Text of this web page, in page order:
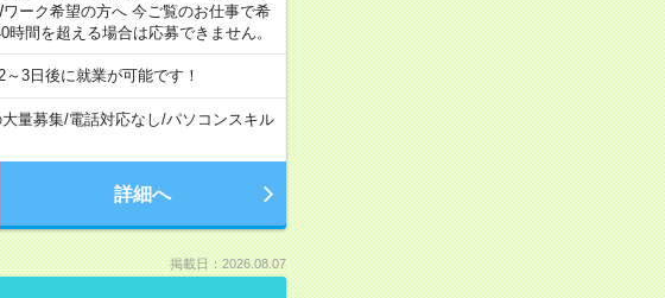
ーク希望の方へ 今ご覧のお仕事で希
間を超える場合は応募できません。
3日後に就業が可能です！
量募集/電話対応なし/パソコンスキル
詳細へ
掲載日：2026.08.07